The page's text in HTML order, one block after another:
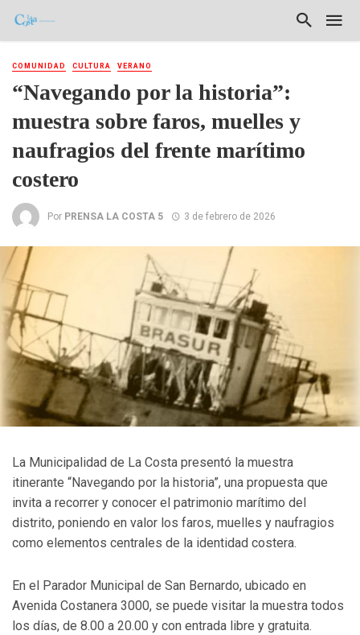
COMUNIDAD CULTURA VERANO
“Navegando por la historia”:
muestra sobre faros, muelles y
naufragios del frente marítimo
costero
Por PRENSA LA COSTA 5 3 de febrero de 2026
La Municipalidad de La Costa presentó la muestra
itinerante “Navegando por la historia”, una propuesta que
invita a recorrer y conocer el patrimonio marítimo del
distrito, poniendo en valor los faros, muelles y naufragios
como elementos centrales de la identidad costera.
En el Parador Municipal de San Bernardo, ubicado en
Avenida Costanera 3000, se puede visitar la muestra todos
los días, de 8.00 a 20.00 y con entrada libre y gratuita.